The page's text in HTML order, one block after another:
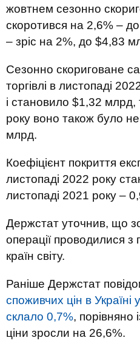
жовтнем сезонно
скоротився на 2,6% –
– зріс на 2%, до $4,83
Сезонно скориговане
торгівлі в листопаді
і становило $1,32 млрд,
року воно також було
млрд.
Коефіцієнт покриття
листопаді 2022 року
листопаді 2021 року –
Держстат уточнив, що
операції проводилися з
країн світу.
Раніше Держстат
споживчих цін в Україні
склало 0,7%, порівняно
ціни зросли на 26,6%.